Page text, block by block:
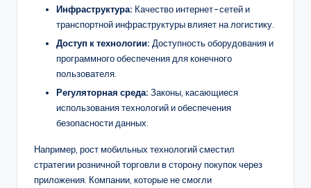
Инфраструктура: Качество интернет-сетей и
транспортной инфраструктуры влияет на логистику.
Доступ к технологии: Доступность оборудования и
программного обеспечения для конечного
пользователя.
Регуляторная среда: Законы, касающиеся
использования технологий и обеспечения
безопасности данных.
Например, рост мобильных технологий сместил
стратегии розничной торговли в сторону покупок через
приложения. Компании, которые не смогли